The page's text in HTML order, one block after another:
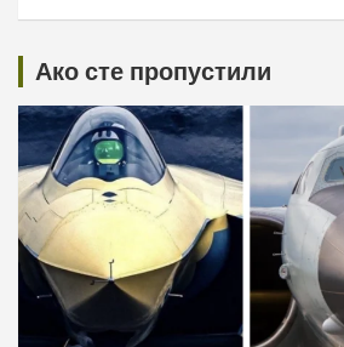
Ако сте пропустили